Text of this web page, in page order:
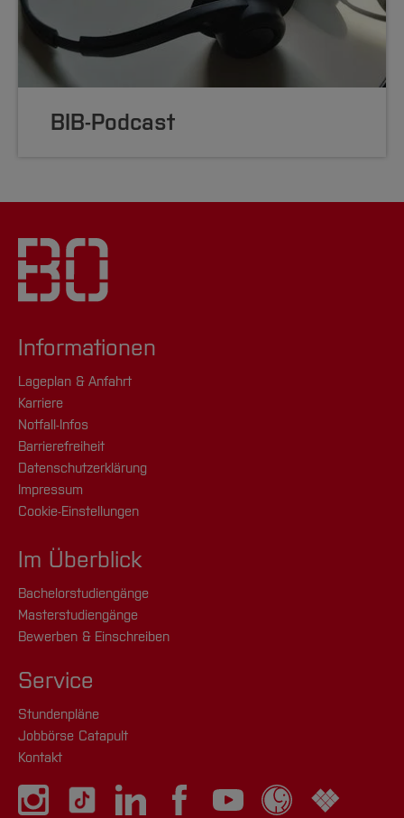
BIB-Podcast
Informationen
Lageplan & Anfahrt
Karriere
Notfall-Infos
Barrierefreiheit
Datenschutzerklärung
Impressum
Cookie-Einstellungen
Im Überblick
Bachelorstudiengänge
Masterstudiengänge
Bewerben & Einschreiben
Service
Stundenpläne
Jobbörse Catapult
Kontakt